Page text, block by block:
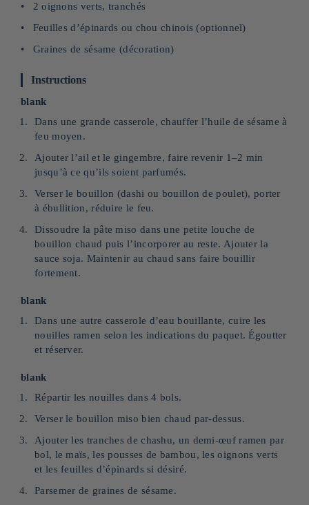
2 oignons verts, tranchés
Feuilles d’épinards ou chou chinois (optionnel)
Graines de sésame (décoration)
Instructions
blank
Dans une grande casserole, chauffer l’huile de sésame à
feu moyen.
Ajouter l’ail et le gingembre, faire revenir 1–2 min
jusqu’à ce qu’ils soient parfumés.
Verser le bouillon (dashi ou bouillon de poulet), porter
à ébullition, réduire le feu.
Dissoudre la pâte miso dans une petite louche de
bouillon chaud puis l’incorporer au reste. Ajouter la
sauce soja. Maintenir au chaud sans faire bouillir
fortement.
blank
Dans une autre casserole d’eau bouillante, cuire les
nouilles ramen selon les indications du paquet. Égoutter
et réserver.
blank
Répartir les nouilles dans 4 bols.
Verser le bouillon miso bien chaud par‑dessus.
Ajouter les tranches de chashu, un demi‑œuf ramen par
bol, le maïs, les pousses de bambou, les oignons verts
et les feuilles d’épinards si désiré.
Parsemer de graines de sésame.